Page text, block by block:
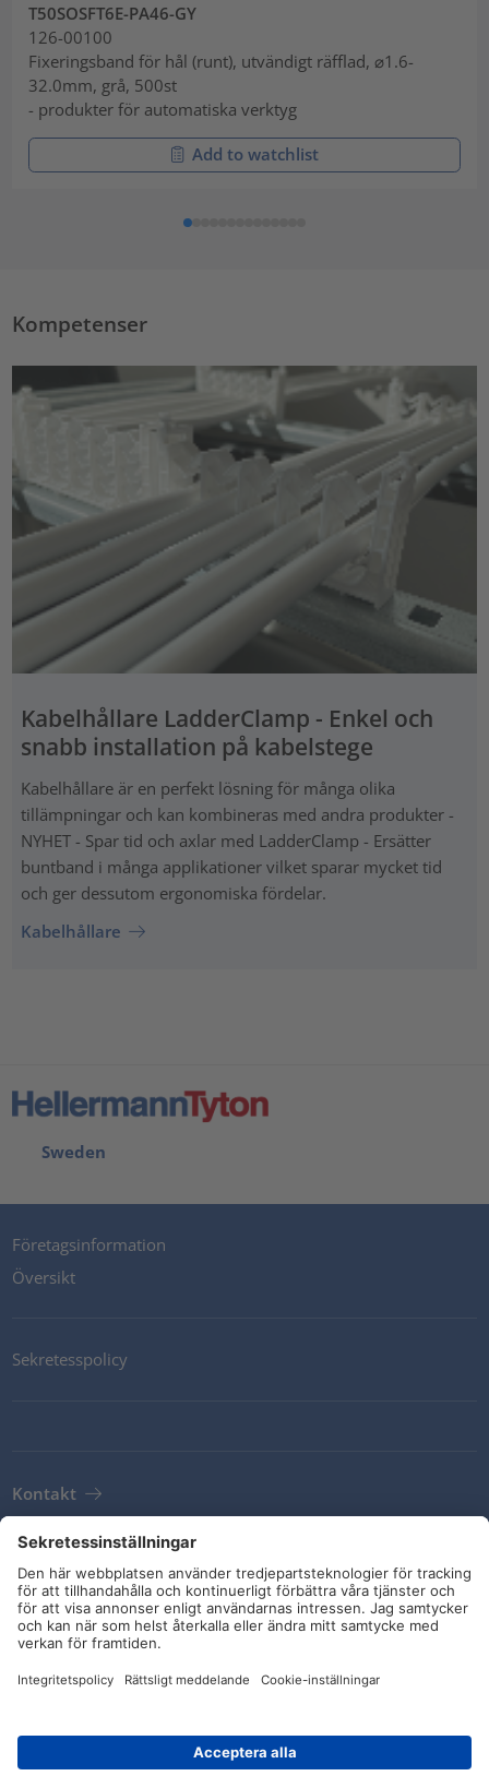
T50SOSFT6E-PA46-GY
126-00100
Fixeringsband för hål (runt), utvändigt räfflad, ⌀1.6-
32.0mm, grå, 500st
- produkter för automatiska verktyg
Add to watchlist
Kompetenser
Kabelhållare LadderClamp - Enkel och
snabb installation på kabelstege
Kabelhållare är en perfekt lösning för många olika
tillämpningar och kan kombineras med andra produkter -
NYHET - Spar tid och axlar med LadderClamp - Ersätter
buntband i många applikationer vilket sparar mycket tid
och ger dessutom ergonomiska fördelar.
Kabelhållare
Sweden
Företagsinformation
Översikt
Sekretesspolicy
Kontakt
Leveransvillkor
Riktlinjer och åtaganden
Sociala medier